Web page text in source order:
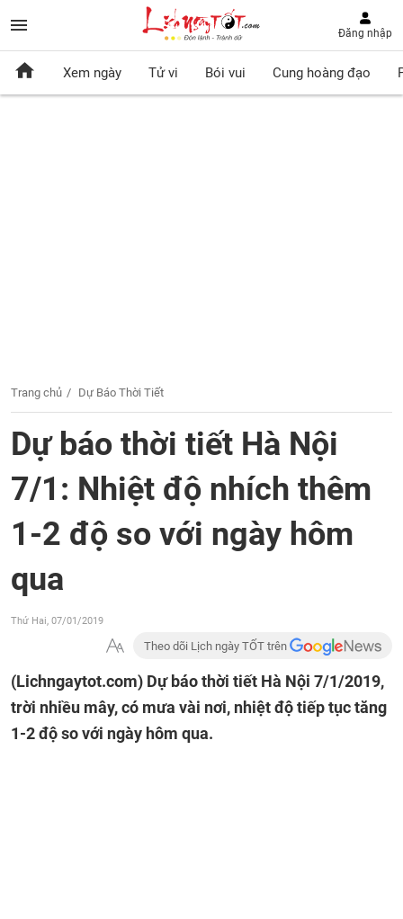
Đăng nhập
Xem ngày Tử vi Bói vui Cung hoàng đạo
Trang chủ Dự Báo Thời Tiết
Dự báo thời tiết Hà Nội
7/1: Nhiệt độ nhích thêm
1-2 độ so với ngày hôm
qua
Thứ Hai, 07/01/2019
Theo dõi Lịch ngày TỐT trên
(Lichngaytot.com) Dự báo thời tiết Hà Nội 7/1/2019,
trời nhiều mây, có mưa vài nơi, nhiệt độ tiếp tục tăng
1-2 độ so với ngày hôm qua.